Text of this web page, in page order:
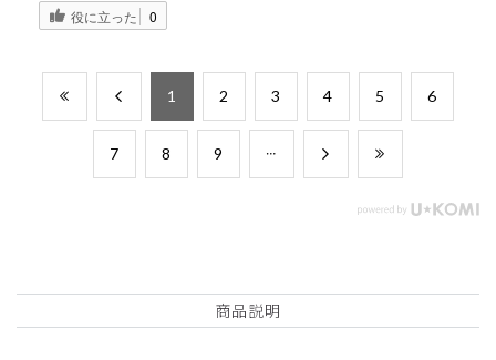
役に立った 0
​1 ​2 ​3 ​4 ​5 ​6
​7 ​8 ​9
商品説明